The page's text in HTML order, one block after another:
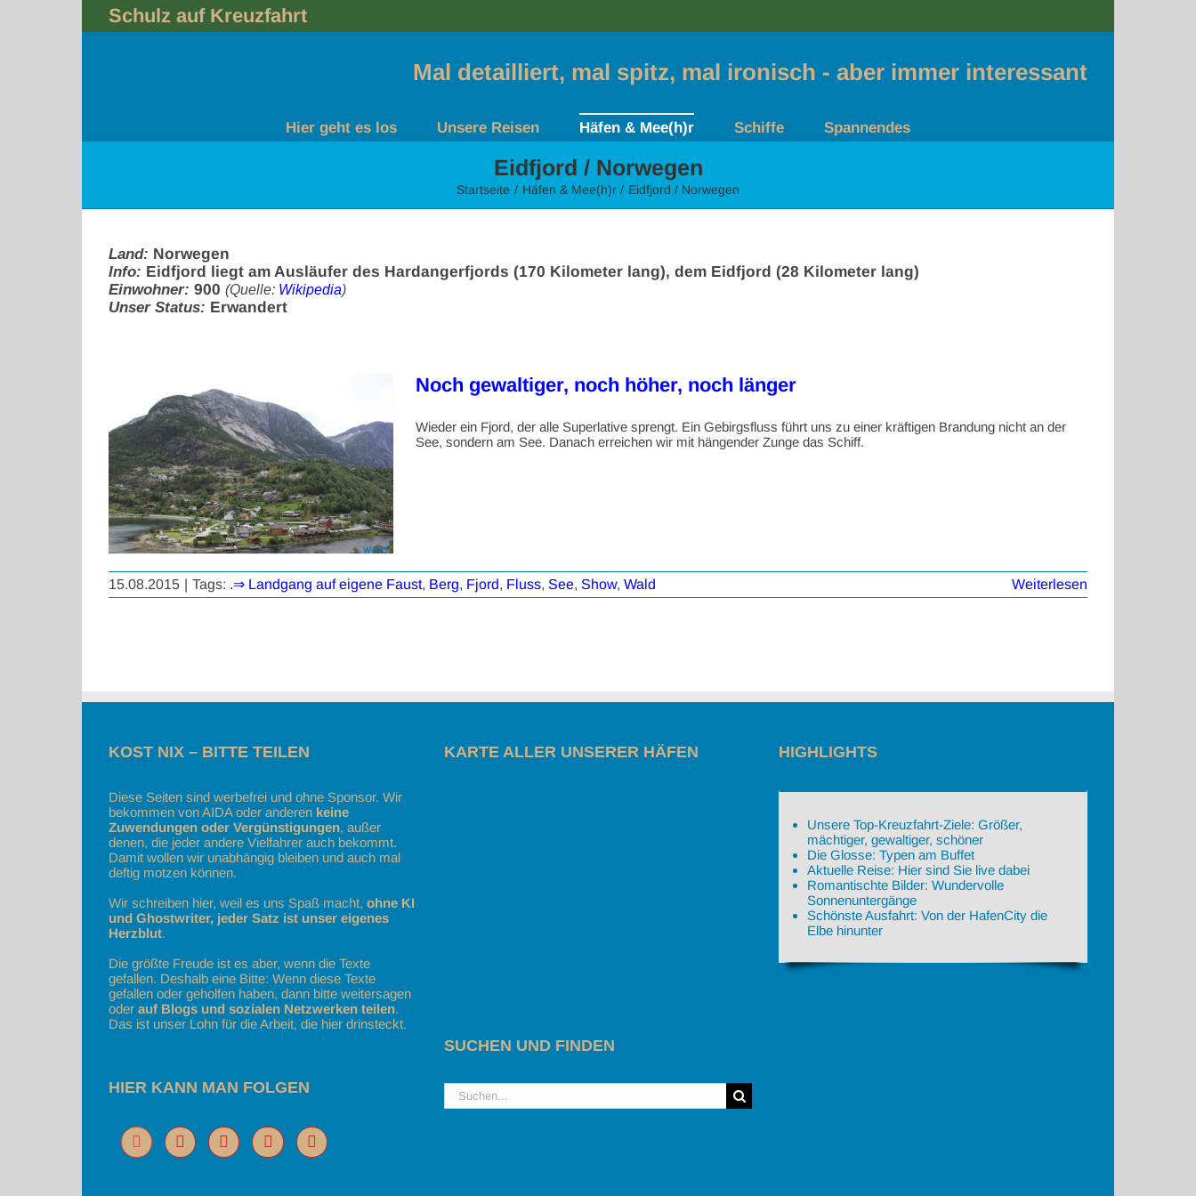
Schulz auf Kreuzfahrt
Mal detailliert, mal spitz, mal ironisch - aber immer interessant
Hier geht es los Unsere Reisen Häfen & Mee(h)r Schiffe Spannendes
Eidfjord / Norwegen
Startseite Häfen & Mee(h)r Eidfjord / Norwegen
Land: Norwegen
Info: Eidfjord liegt am Ausläufer des Hardangerfjords (170 Kilometer lang), dem Eidfjord (28 Kilometer lang)
Einwohner: 900 (Quelle: Wikipedia)
Unser Status: Erwandert
Noch gewaltiger, noch höher, noch länger
Wieder ein Fjord, der alle Superlative sprengt. Ein Gebirgsfluss führt uns zu einer kräftigen Brandung nicht an der
See, sondern am See. Danach erreichen wir mit hängender Zunge das Schiff.
15.08.2015 | Tags: .⇒ Landgang auf eigene Faust, Berg, Fjord, Fluss, See, Show, Wald Weiterlesen
KOST NIX – BITTE TEILEN
Diese Seiten sind werbefrei und ohne Sponsor. Wir
bekommen von AIDA oder anderen keine
Zuwendungen oder Vergünstigungen, außer
denen, die jeder andere Vielfahrer auch bekommt.
Damit wollen wir unabhängig bleiben und auch mal
deftig motzen können.
Wir schreiben hier, weil es uns Spaß macht, ohne KI
und Ghostwriter, jeder Satz ist unser eigenes
Herzblut.
Die größte Freude ist es aber, wenn die Texte
gefallen. Deshalb eine Bitte: Wenn diese Texte
gefallen oder geholfen haben, dann bitte weitersagen
oder auf Blogs und sozialen Netzwerken teilen.
Das ist unser Lohn für die Arbeit, die hier drinsteckt.
HIER KANN MAN FOLGEN
KARTE ALLER UNSERER HÄFEN
SUCHEN UND FINDEN
Suche
nach:
HIGHLIGHTS
Unsere Top-Kreuzfahrt-Ziele: Größer,
mächtiger, gewaltiger, schöner
Die Glosse: Typen am Buffet
Aktuelle Reise: Hier sind Sie live dabei
Romantischte Bilder: Wundervolle
Sonnenuntergänge
Schönste Ausfahrt: Von der HafenCity die
Elbe hinunter